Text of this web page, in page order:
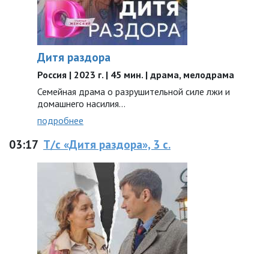
Дитя раздора
Россия | 2023 г. | 45 мин. | драма, мелодрама
Семейная драма о разрушительной силе лжи и
домашнего насилия…
подробнее
03:17 Т/с «Дитя раздора», 3 с.